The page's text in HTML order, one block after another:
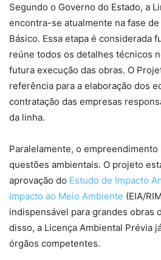
Segundo o Governo do Estado, a
encontra-se atualmente na fase
Básico. Essa etapa é considerada
reúne todos os detalhes técnicos
futura execução das obras. O
referência para a elaboração dos
contratação das empresas
da linha.
Paralelamente, o empreendimento
questões ambientais. O projeto
aprovação do Estudo de Impacto
Impacto ao Meio Ambiente (EIA/
indispensável para grandes obras
disso, a Licença Ambiental Prévia
órgãos competentes.